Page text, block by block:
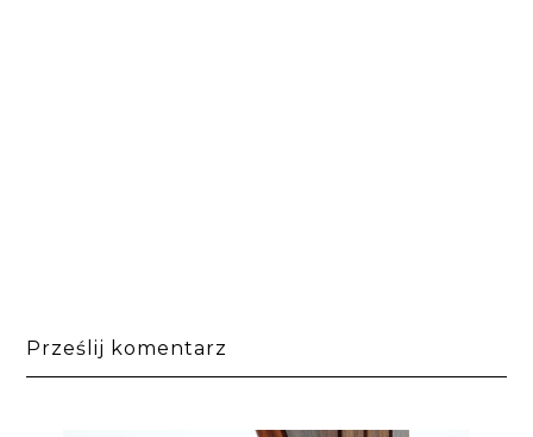
Prześlij komentarz